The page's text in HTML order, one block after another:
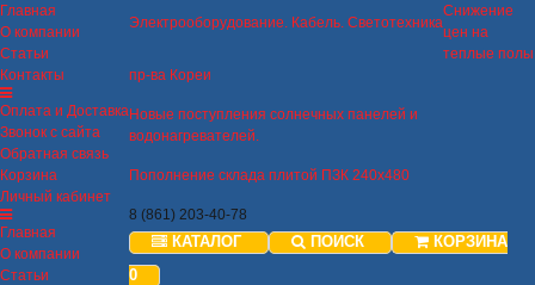
Главная
О компании
Статьи
Контакты
Оплата и Доставка
Звонок с сайта
Обратная связь
Корзина
Личный кабинет
Главная
О компании
Статьи
Электрооборудование. Кабель. Светотехника
Снижение
цен на
теплые полы
пр-ва Кореи
Новые поступления солнечных панелей и
водонагревателей.
Пополнение склада плитой ПЗК 240х480
8 (861) 203-40-78
КАТАЛОГ ПОИСК
КОРЗИНА
0